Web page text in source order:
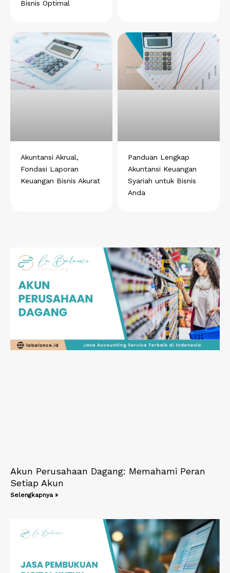
Bisnis Optimal
Akuntansi Akrual,
Fondasi Laporan
Keuangan Bisnis Akurat
Panduan Lengkap
Akuntansi Keuangan
Syariah untuk Bisnis
Anda
Akun Perusahaan Dagang: Memahami Peran
Setiap Akun
Selengkapnya »